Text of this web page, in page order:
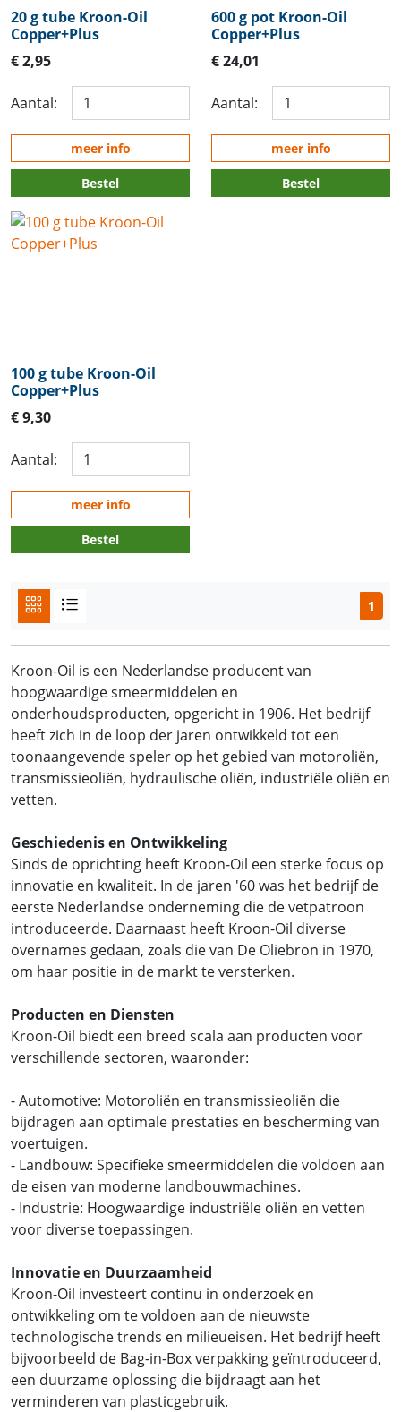
20 g tube Kroon-Oil
Copper+Plus
€ 2,95
Aantal:
meer info
Bestel
600 g pot Kroon-Oil
Copper+Plus
€ 24,01
Aantal:
meer info
Bestel
100 g tube Kroon-Oil
Copper+Plus
€ 9,30
Aantal:
meer info
Bestel
1
Kroon-Oil is een Nederlandse producent van
hoogwaardige smeermiddelen en
onderhoudsproducten, opgericht in 1906. Het bedrijf
heeft zich in de loop der jaren ontwikkeld tot een
toonaangevende speler op het gebied van motoroliën,
transmissieoliën, hydraulische oliën, industriële oliën en
vetten.
Geschiedenis en Ontwikkeling
Sinds de oprichting heeft Kroon-Oil een sterke focus op
innovatie en kwaliteit. In de jaren '60 was het bedrijf de
eerste Nederlandse onderneming die de vetpatroon
introduceerde. Daarnaast heeft Kroon-Oil diverse
overnames gedaan, zoals die van De Oliebron in 1970,
om haar positie in de markt te versterken.
Producten en Diensten
Kroon-Oil biedt een breed scala aan producten voor
verschillende sectoren, waaronder:
- Automotive: Motoroliën en transmissieoliën die
bijdragen aan optimale prestaties en bescherming van
voertuigen.
- Landbouw: Specifieke smeermiddelen die voldoen aan
de eisen van moderne landbouwmachines.
- Industrie: Hoogwaardige industriële oliën en vetten
voor diverse toepassingen.
Innovatie en Duurzaamheid
Kroon-Oil investeert continu in onderzoek en
ontwikkeling om te voldoen aan de nieuwste
technologische trends en milieueisen. Het bedrijf heeft
bijvoorbeeld de Bag-in-Box verpakking geïntroduceerd,
een duurzame oplossing die bijdraagt aan het
verminderen van plasticgebruik.